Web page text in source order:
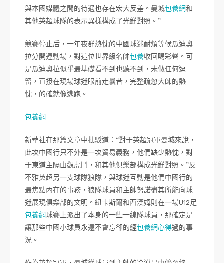
與本國媒體之間的待遇也存在宏大反差。曼城包養網和
其他英超球隊的表示異樣構成了光鮮對照。”
競賽停止后，一年夜群熱忱的中國球迷耐煩等候瓜迪奧
拉分開運動場，對這位世界級名帥包養收回喝彩聲。可
是瓜迪奧拉似乎最基礎看不到也聽不到，未做任何逗
留，直接在現場球迷眼前走曩昔，完整疏忽大師的熱
忱，的確就像逃跑。
包養網
新華社在那篇文章中批駁道：“對于英超冠軍曼城來說，
此次中國行只不外是一次貿易義務，他們缺少熱忱，對
于東道主隔山觀虎鬥，和其他俱樂部構成光鮮對照。”反
不雅英超另一支球隊狼隊，與球迷互動是他們中國行的
最焦點內在的事務，狼隊球員和主帥努諾盡其所能向球
迷展現俱樂部的文明。紐卡斯爾和西漢姆則在一場U12足
包養網球賽上派出了本身的一些一線隊球員，那確定是
讓那些中國小球員永遠不會忘卻的經包養網心得過的事
況。